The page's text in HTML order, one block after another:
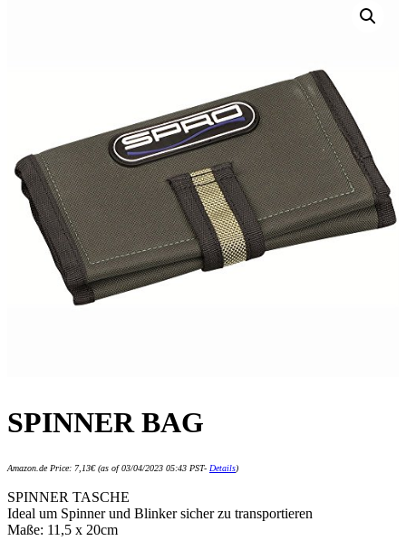
SPINNER BAG
Amazon.de Price: 7,13€(as of 03/04/2023 05:43 PST- Details)
SPINNER TASCHE
Ideal um Spinner und Blinker sicher zu transportieren
Maße: 11,5 x 20cm